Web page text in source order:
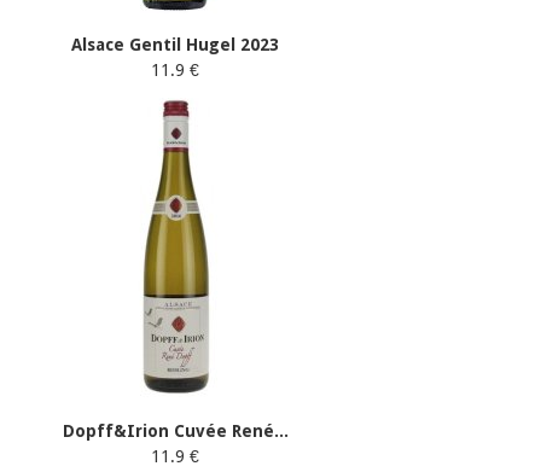
Alsace Gentil Hugel 2023
11.9 €
Dopff&Irion Cuvée René...
11.9 €